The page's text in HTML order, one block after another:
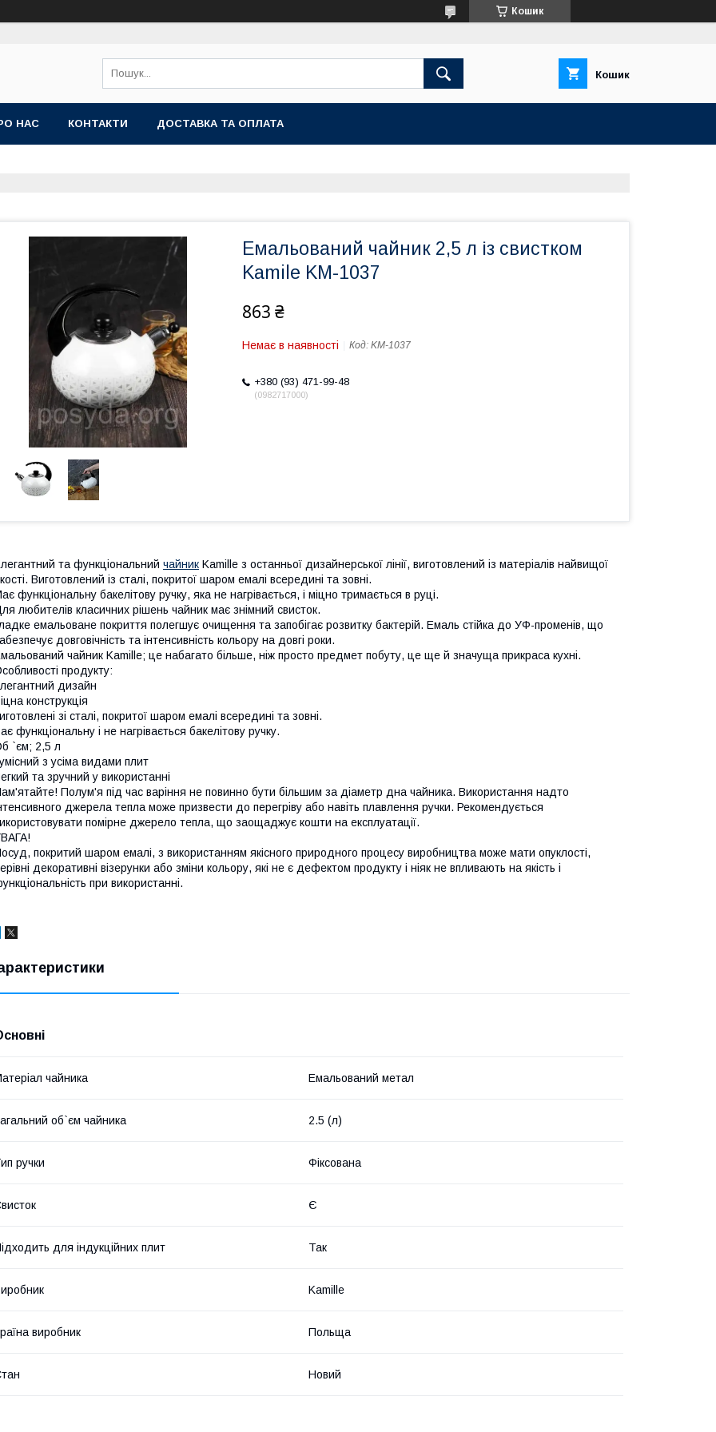
Кошик
Кошик
НАС КОНТАКТИ ДОСТАВКА ТА ОПЛАТА
Емальований чайник 2,5 л із свистком
Kamile KM-1037
863 ₴
Немає в наявності Код: KM-1037
+380 (93) 471-99-48
0982717000
та функціональний чайник Kamille з останньої дизайнерської лінії, виготовлений із матеріалів найвищої
Виготовлений із сталі, покритої шаром емалі всередині та зовні.
функціональну бакелітову ручку, яка не нагрівається, і міцно тримається в руці.
любителів класичних рішень чайник має знімний свисток.
емальоване покриття полегшує очищення та запобігає розвитку бактерій. Емаль стійка до УФ-променів, що
довговічність та інтенсивність кольору на довгі роки.
чайник Kamille; це набагато більше, ніж просто предмет побуту, це ще й значуща прикраса кухні.
продукту:
дизайн
конструкція
зі сталі, покритої шаром емалі всередині та зовні.
функціональну і не нагрівається бакелітову ручку.
`єм; 2,5 л
з усіма видами плит
та зручний у використанні
Полум'я під час варіння не повинно бути більшим за діаметр дна чайника. Використання надто
джерела тепла може призвести до перегріву або навіть плавлення ручки. Рекомендується
помірне джерело тепла, що заощаджує кошти на експлуатації.
покритий шаром емалі, з використанням якісного природного процесу виробництва може мати опуклості,
декоративні візерунки або зміни кольору, які не є дефектом продукту і ніяк не впливають на якість і
при використанні.
чайника Емальований метал
об`єм чайника 2.5 (л)
ручки Фіксована
Є
для індукційних плит Так
Kamille
виробник Польща
Новий